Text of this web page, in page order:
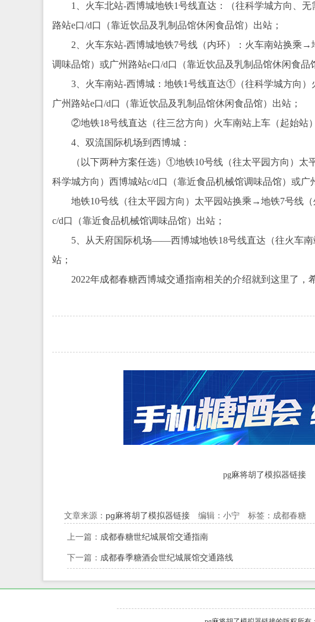
1、火车北站-西博城地铁1号线直达：（往科学城方向、
路站e口/d口（靠近饮品及乳制品馆休闲食品馆）出站；
2、火车东站-西博城地铁7号线（内环）：火车南站换乘
调味品馆）或广州路站e口/d口（靠近饮品及乳制品馆休闲食品
3、火车南站-西博城：地铁1号线直达①（往科学城方向
广州路站e口/d口（靠近饮品及乳制品馆休闲食品馆）出站；
②地铁18号线直达（往三岔方向）火车南站上车（起始站
4、双流国际机场到西博城：
（以下两种方案任选）①地铁10号线（往太平园方向）
科学城方向）西博城站c/d口（靠近食品机械馆调味品馆）或
地铁10号线（往太平园方向）太平园站换乘→地铁7号线
c/d口（靠近食品机械馆调味品馆）出站；
5、从天府国际机场——西博城地铁18号线直达（往火车
站；
2022年成都春糖西博城交通指南相关的介绍就到这里了，
pg麻将胡了模拟器链接
文章来源： pg麻将胡了模拟器链接 编辑：小宁 标签：成都春糖
上一篇： 成都春糖世纪城展馆交通指南
下一篇： 成都春季糖酒会世纪城展馆交通路线